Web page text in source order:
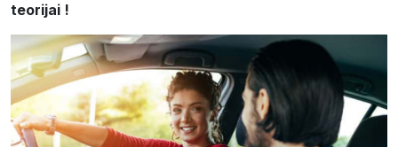
teorijai !